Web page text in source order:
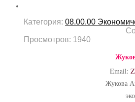
Категория: 08.00.00
Просмотров: 1940
Email:
Жукова